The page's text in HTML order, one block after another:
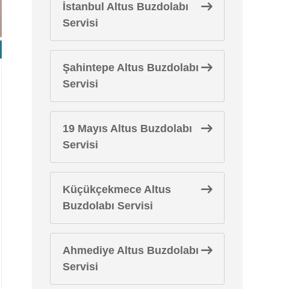
İstanbul Altus Buzdolabı
Servisi
Şahintepe Altus Buzdolabı
Servisi
19 Mayıs Altus Buzdolabı
Servisi
Küçükçekmece Altus
Buzdolabı Servisi
Ahmediye Altus Buzdolabı
Servisi